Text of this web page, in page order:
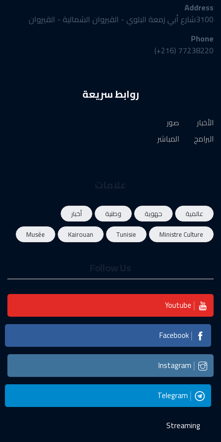
Address
3100شارع أبي زمعة البلوي - القيروان الشمالية - القيروان
Phone
77238220 (216+)
روابط سريعة
الأخبار
البرامج
صور
المباشر
عالمية جهوية وطنية
أخبار
Ministre Culture
Tunisie
Kairouan
Musée
Youtube
Facebook
Instagram
Telegram
Streaming